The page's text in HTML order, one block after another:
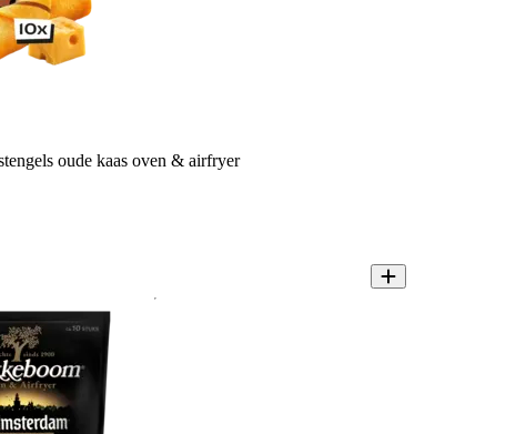
oude kaas oven & airfryer